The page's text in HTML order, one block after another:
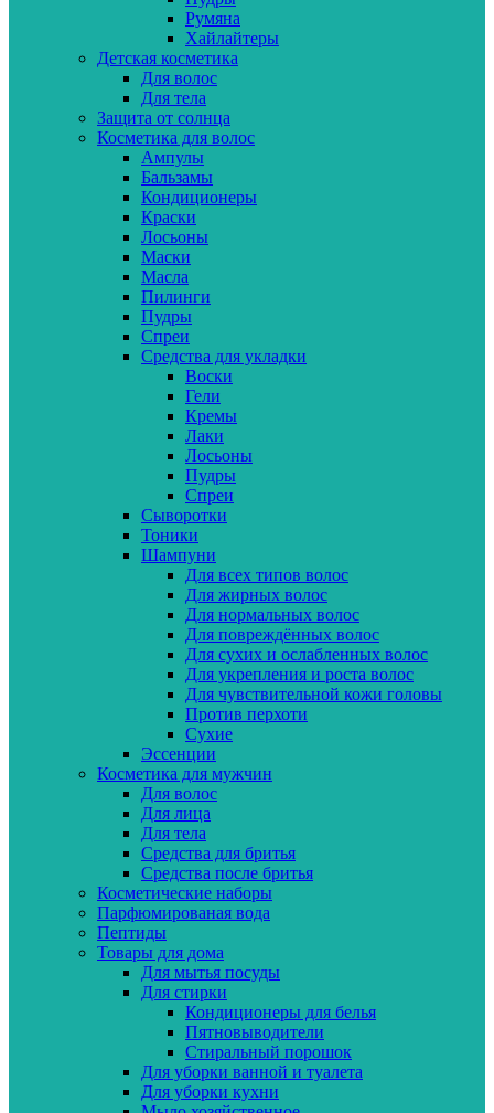
Румяна
Хайлайтеры
Детская косметика
Для волос
Для тела
Защита от солнца
Косметика для волос
Ампулы
Бальзамы
Кондиционеры
Краски
Лосьоны
Маски
Масла
Пилинги
Пудры
Спреи
Средства для укладки
Воски
Гели
Кремы
Лаки
Лосьоны
Пудры
Спреи
Сыворотки
Тоники
Шампуни
Для всех типов волос
Для жирных волос
Для нормальных волос
Для повреждённых волос
Для сухих и ослабленных волос
Для укрепления и роста волос
Для чувствительной кожи головы
Против перхоти
Сухие
Эссенции
Косметика для мужчин
Для волос
Для лица
Для тела
Средства для бритья
Средства после бритья
Косметические наборы
Парфюмированая вода
Пептиды
Товары для дома
Для мытья посуды
Для стирки
Кондиционеры для белья
Пятновыводители
Стиральный порошок
Для уборки ванной и туалета
Для уборки кухни